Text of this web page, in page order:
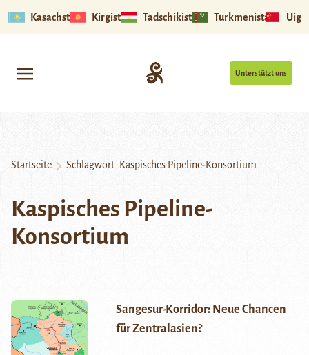
Kasachstan Kirgistan Tadschikistan Turkmenistan
Unterstützt uns
Startseite Schlagwort: Kaspisches Pipeline-Konsortium
Kaspisches Pipeline-
Konsortium
Sangesur-Korridor: Neue Chancen
für Zentralasien?